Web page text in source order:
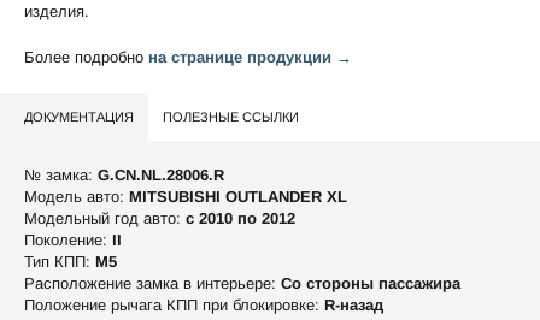
изделия.
Более подробно на странице продукции →
ДОКУМЕНТАЦИЯ ПОЛЕЗНЫЕ ССЫЛКИ
№ замка: G.CN.NL.28006.R
Модель авто: MITSUBISHI OUTLANDER XL
Модельный год авто: c 2010 по 2012
Поколение: II
Тип КПП: М5
Расположение замка в интерьере: Со стороны пассажира
Положение рычага КПП при блокировке: R-назад